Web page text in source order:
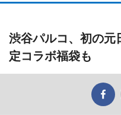
渋谷パルコ、初の元
定コラボ福袋も